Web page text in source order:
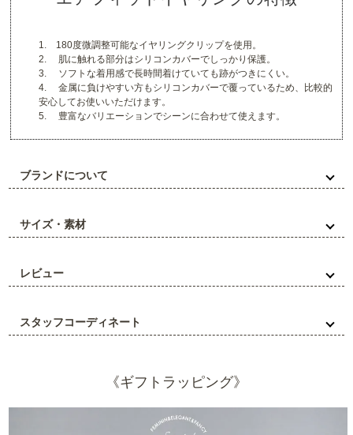
1. 180度微調整可能なイヤリングクリップを使用。
2. 肌に触れる部分はシリコンカバーでしっかり保護。
3. ソフトな着用感で長時間着けていても跡がつきにくい。
4. 金属に負けやすい方もシリコンカバーで覆っているため、比較的
安心してお使いいただけます。
5. 豊富なバリエーションでシーンに合わせて使えます。
ブランドについて
サイズ・素材
レビュー
スタッフコーディネート
《ギフトラッピング》